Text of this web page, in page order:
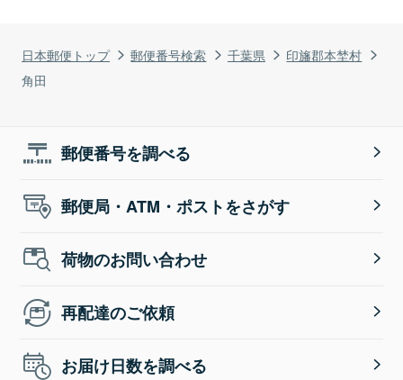
日本郵便トップ 郵便番号検索 千葉県
印旛郡本埜村
角田
郵便番号を調べる
郵便局・ATM・ポストをさがす
荷物のお問い合わせ
再配達のご依頼
お届け日数を調べる